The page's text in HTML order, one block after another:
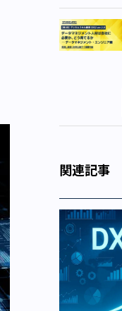
関連記事